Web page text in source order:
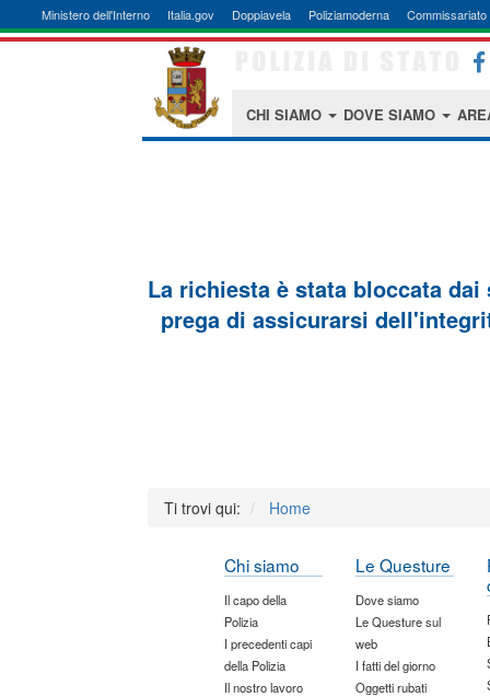
Ministero dell'Interno Italia.gov Doppiavela Poliziamoderna Commissariato
CHI SIAMO DOVE SIAMO
La richiesta è stata bloccata
prega di assicurarsi
Ti trovi qui: Home
Chi siamo
Il capo della
Polizia
I precedenti capi
della Polizia
Il nostro lavoro
Le Questure
Dove siamo
Le Questure sul
web
I fatti del giorno
Oggetti rubati